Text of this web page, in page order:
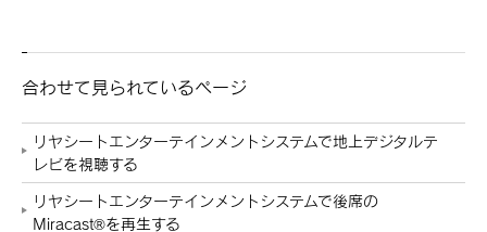
合わせて見られているページ
リヤシートエンターテインメントシステムで地上デジタルテ
レビを視聴する
リヤシートエンターテインメントシステムで後席の
Miracast®を再生する